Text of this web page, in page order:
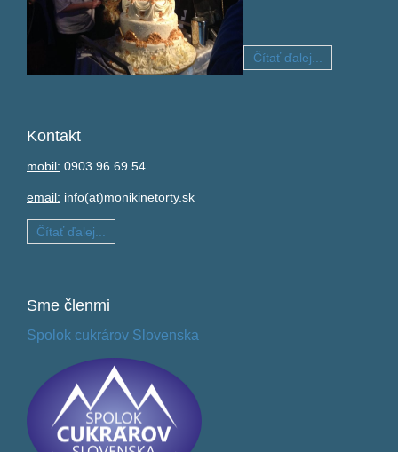
Čítať ďalej...
Kontakt
mobil: 0903 96 69 54
email: info(at)monikinetorty.sk
Čítať ďalej...
Sme členmi
Spolok cukrárov Slovenska